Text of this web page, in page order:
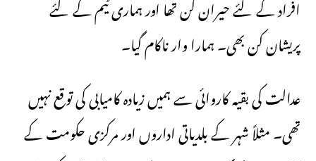
افراد کے لئے حیران کن تھا اور ہماری ٹیم کے لئے
پریشان کن بھی۔ ہمارا وار ناکام گیا۔
عدالت کی بقیہ کاروائی سے ہمیں زیادہ کامیابی کی توقع نہیں
تھی۔ مثلاً شہر کے بلدیاتی اداروں اور مرکزی حکومت کے